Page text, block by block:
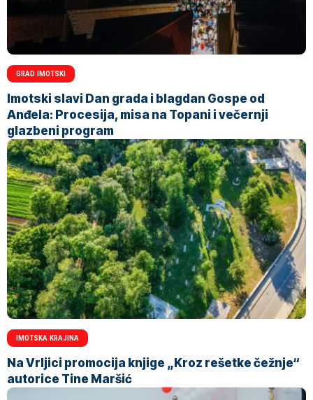
GRAD IMOTSKI
Imotski slavi Dan grada i blagdan Gospe od
Anđela: Procesija, misa na Topani i večernji
glazbeni program
IMOTSKA KRAJINA
Na Vrljici promocija knjige „Kroz rešetke čežnje“
autorice Tine Maršić